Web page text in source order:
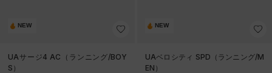
NEW
UAサージ4 AC（ランニング/BOY
S）
NEW
UAベロシティ SPD（ランニング/M
EN）